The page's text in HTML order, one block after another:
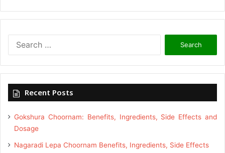
Recent Posts
Gokshura Choornam: Benefits, Ingredients, Side Effects and
Dosage
Nagaradi Lepa Choornam Benefits, Ingredients, Side Effects